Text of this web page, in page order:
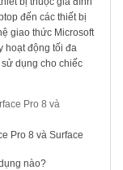
đến các thiết bị
giao thức Microsoft
hoạt động tối đa
dụng cho chiếc
Pro 8 và Surface
nào?